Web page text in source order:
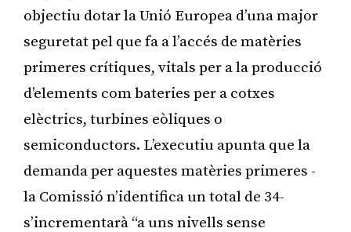
objectiu dotar la Unió Europea d’una major
seguretat pel que fa a l’accés de matèries
primeres crítiques, vitals per a la producció
d’elements com bateries per a cotxes
elèctrics, turbines eòliques o
semiconductors. L’executiu apunta que la
demanda per aquestes matèries primeres -
la Comissió n’identifica un total de 34-
s’incrementarà “a uns nivells sense